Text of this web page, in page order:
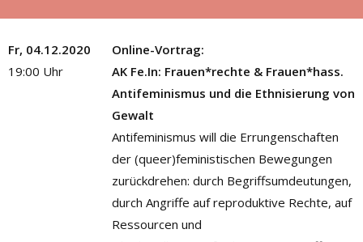
Fr, 04.12.2020
19:00 Uhr
Online-Vortrag:
AK Fe.In: Frauen*rechte & Frauen*hass.
Antifeminismus und die Ethnisierung von
Gewalt
Antifeminismus will die Errungenschaften
der (queer)feministischen Bewegungen
zurückdrehen: durch Begriffsumdeutungen,
durch Angriffe auf reproduktive Rechte, auf
Ressourcen und